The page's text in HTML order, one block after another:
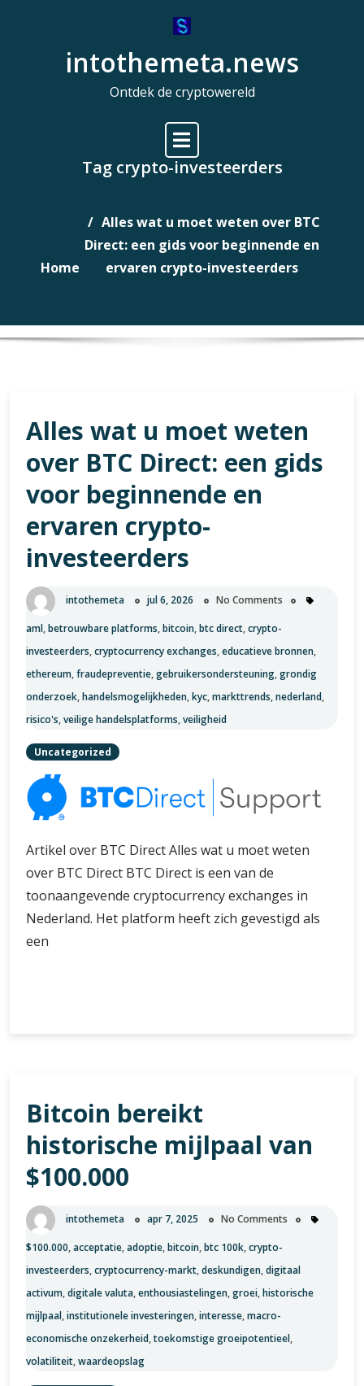
intothemeta.news
Ontdek de cryptowereld
Tag crypto-investeerders
Home
Alles wat u moet weten over BTC
Direct: een gids voor beginnende en
ervaren crypto-investeerders
Alles wat u moet weten
over BTC Direct: een gids
voor beginnende en
ervaren crypto-
investeerders
intothemeta jul 6, 2026 No Comments
aml,betrouwbare platforms,bitcoin,btc direct,crypto-
investeerders,cryptocurrency exchanges,educatieve bronnen,
ethereum,fraudepreventie,gebruikersondersteuning,grondig
onderzoek,handelsmogelijkheden,kyc,markttrends,nederland,
risico's,veilige handelsplatforms,veiligheid
Uncategorized
Artikel over BTC Direct Alles wat u moet weten
over BTC Direct BTC Direct is een van de
toonaangevende cryptocurrency exchanges in
Nederland. Het platform heeft zich gevestigd als
een
BTC
Direct:
een
en
ervaren
investeerders
Bitcoin bereikt
historische mijlpaal van
$100.000
intothemeta apr 7, 2025 No Comments
$100.000,acceptatie,adoptie,bitcoin,btc 100k,crypto-
investeerders,cryptocurrency-markt,deskundigen,digitaal
activum,digitale valuta,enthousiastelingen,groei,historische
mijlpaal,institutionele investeringen,interesse,macro-
economische onzekerheid,toekomstige groeipotentieel,
volatiliteit,waardeopslag